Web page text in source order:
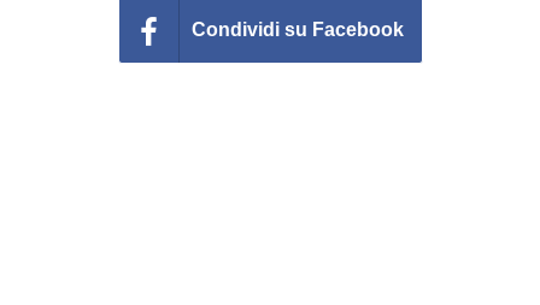
Condividi su Facebook